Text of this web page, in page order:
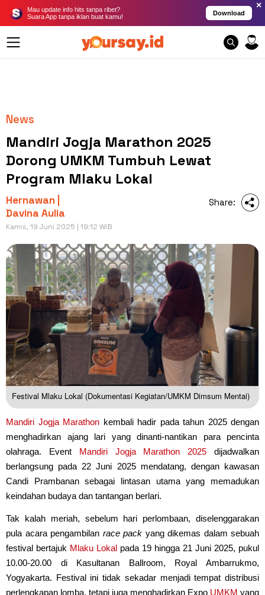
Mau update info hits tanpa ribet?
Suara App tanpa iklan buat kamu!
Download
×
News
Mandiri Jogja Marathon 2025
Dorong UMKM Tumbuh Lewat
Program Mlaku Lokal
Hernawan |
Davina Aulia
Kamis, 19 Juni 2025 | 19:12 WIB
Share:
Festival Mlaku Lokal (Dokumentasi Kegiatan/UMKM Dimsum Mentai)
Mandiri Jogja Marathon kembali hadir pada tahun 2025 dengan
menghadirkan ajang lari yang dinanti-nantikan para pencinta
olahraga. Event Mandiri Jogja Marathon 2025 dijadwalkan
berlangsung pada 22 Juni 2025 mendatang, dengan kawasan
Candi Prambanan sebagai lintasan utama yang memadukan
keindahan budaya dan tantangan berlari.
Tak kalah meriah, sebelum hari perlombaan, diselenggarakan
pula acara pengambilan race pack yang dikemas dalam sebuah
festival bertajuk Mlaku Lokal pada 19 hingga 21 Juni 2025, pukul
10.00-20.00 di Kasultanan Ballroom, Royal Ambarrukmo,
Yogyakarta. Festival ini tidak sekadar menjadi tempat distribusi
perlengkapan lomba, tetapi juga menghadirkan Expo UMKM yang